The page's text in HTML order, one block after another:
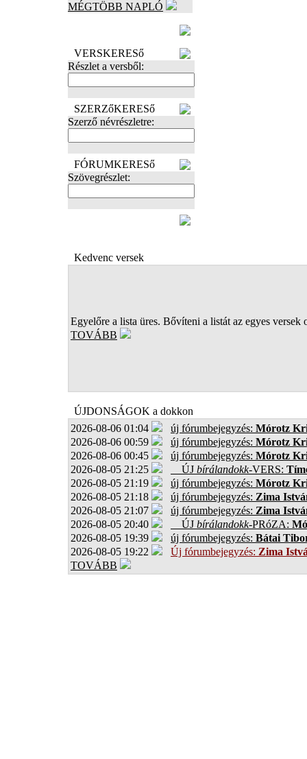
MÉGTÖBB NAPLÓ
VERSKERESő
Részlet a versből:
SZERZőKERESő
Szerző névrészletre:
FÓRUMKERESő
Szövegrészlet:
Kedvenc versek
Egyelőre a lista üres. Bővíteni a listát az egyes versek
TOVÁBB
ÚJDONSÁGOK a dokkon
2026-08-06 01:04
új fórumbejegyzés: Mórotz
2026-08-06 00:59
új fórumbejegyzés: Mórotz
2026-08-06 00:45
új fórumbejegyzés: Mórotz
2026-08-05 21:25
ÚJ bírálandokk-VERS:
2026-08-05 21:19
új fórumbejegyzés: Mórotz
2026-08-05 21:18
új fórumbejegyzés: Zima
2026-08-05 21:07
új fórumbejegyzés: Zima
2026-08-05 20:40
ÚJ bírálandokk-PRóZA:
2026-08-05 19:39
új fórumbejegyzés: Bátai
2026-08-05 19:22
Új fórumbejegyzés: Zima
TOVÁBB